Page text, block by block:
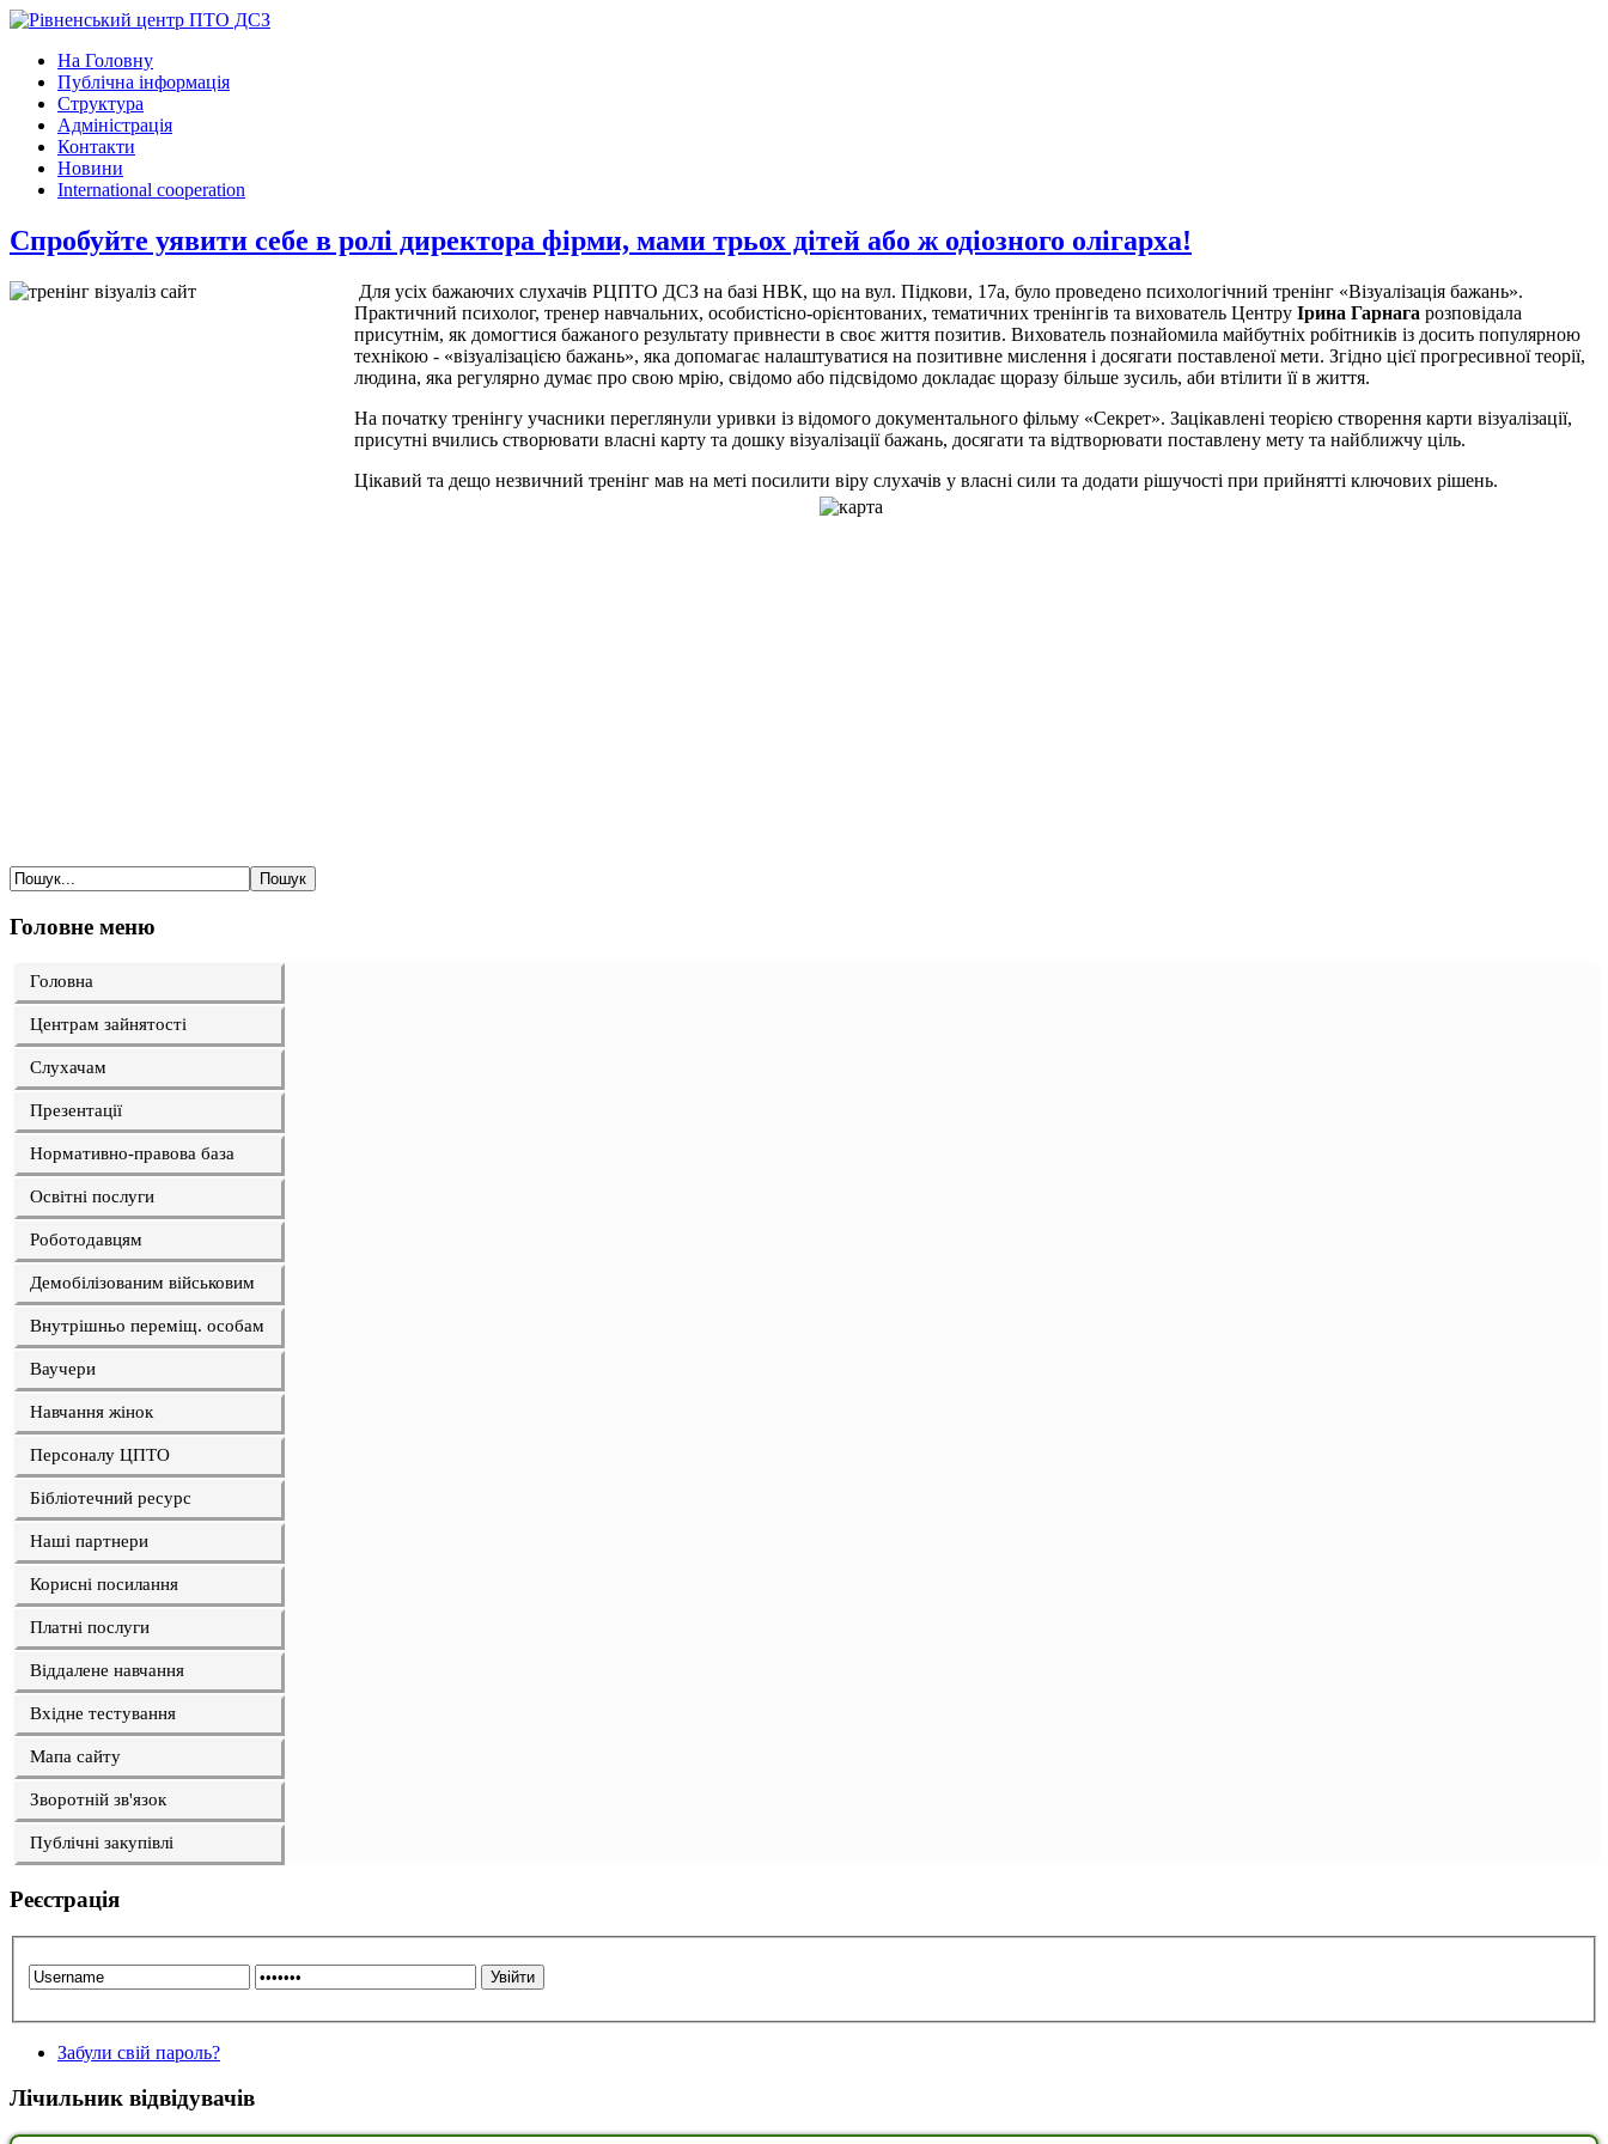
На Головну
Публічна інформація
Структура
Адміністрація
Контакти
Новини
International cooperation
Спробуйте уявити себе в ролі директора фірми, мами трьох дітей або ж одіозного олігарха!
Для усіх бажаючих слухачів РЦПТО ДСЗ на базі НВК, що на вул. Підкови, 17а, було проведено психологічний тренінг «Візуалізація бажань».
Практичний психолог, тренер навчальних, особистісно-орієнтованих, тематичних тренінгів та вихователь Центру Ірина Гарнага розповідала
присутнім, як домогтися бажаного результату привнести в своє життя позитив. Вихователь познайомила майбутніх робітників із досить популярною
технікою - «візуалізацією бажань», яка допомагає налаштуватися на позитивне мислення і досягати поставленої мети. Згідно цієї прогресивної теорії,
людина, яка регулярно думає про свою мрію, свідомо або підсвідомо докладає щоразу більше зусиль, аби втілити її в життя.
На початку тренінгу учасники переглянули уривки із відомого документального фільму «Секрет». Зацікавлені теорією створення карти візуалізації,
присутні вчились створювати власні карту та дошку візуалізації бажань, досягати та відтворювати поставлену мету та найближчу ціль.
Цікавий та дещо незвичний тренінг мав на меті посилити віру слухачів у власні сили та додати рішучості при прийнятті ключових рішень.
Головне меню
Головна
Центрам зайнятості
Слухачам
Презентації
Нормативно-правова база
Освітні послуги
Роботодавцям
Демобілізованим військовим
Внутрішньо переміщ. особам
Ваучери
Навчання жінок
Персоналу ЦПТО
Бібліотечний ресурс
Наші партнери
Корисні посилання
Платні послуги
Віддалене навчання
Вхідне тестування
Мапа сайту
Зворотній зв'язок
Публічні закупівлі
Реєстрація
Забули свій пароль?
Лічильник відвідувачів